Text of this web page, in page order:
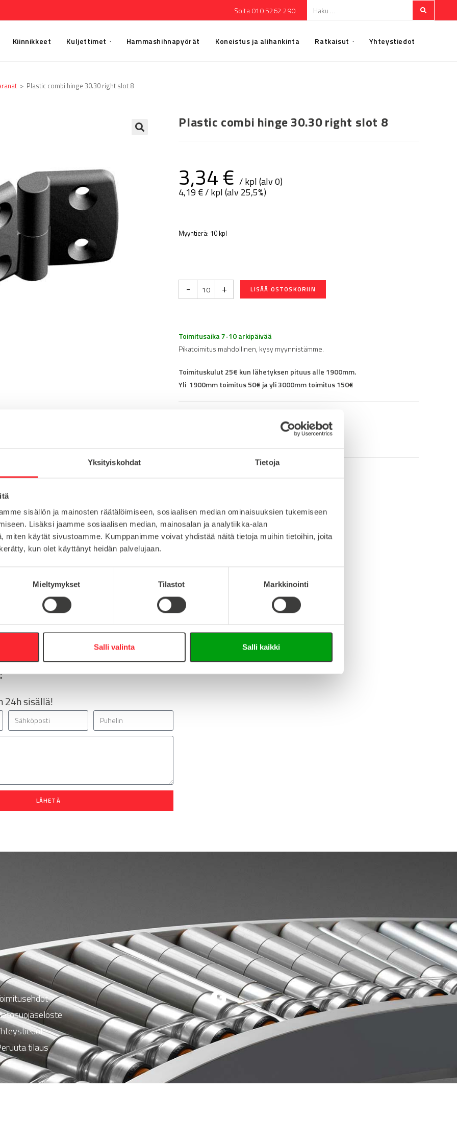
Yksityiskohdat Tietoja
sisällön ja mainosten räätälöimiseen, sosiaalisen median ominaisuuksien tukemiseen
Lisäksi jaamme sosiaalisen median, mainosalan ja analytiikka-alan
miten käytät sivustoamme. Kumppanimme voivat yhdistää näitä tietoja muihin tietoihin, joita
kun olet käyttänyt heidän palvelujaan.
Mieltymykset Tilastot Markkinointi
Salli valinta Salli kaikki
Soita 010 5262 290
Kiinnikkeet Kuljettimet Hammashihnapyörät Koneistus ja alihankinta Ratkaisut Yhteystiedot
> Plastic combi hinge 30.30 right slot 8
Plastic combi hinge 30.30 right slot 8
3,34€ / kpl (alv 0)
4,19 €/ kpl (alv 25,5%)
Myyntierä: 10 kpl
- + LISÄÄ OSTOSKORIIN
Toimitusaika 7-10 arkipäivää
Pikatoimitus mahdollinen, kysy myynnistämme.
Toimituskulut 25€ kun lähetyksen pituus alle 1900mm.
Yli 1900mm toimitus 50€ ja yli 3000mm toimitus 150€
10
8 Lataa 3D-tiedosto (Step-tiedosto)
info@easy-systems.fi
24h sisällä!
LÄHETÄ
tilaus